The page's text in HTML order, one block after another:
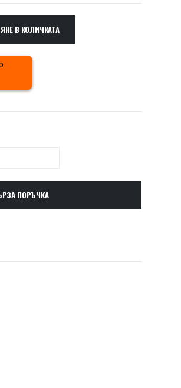
В КОЛИЧКАТА
ПОРЪЧКА